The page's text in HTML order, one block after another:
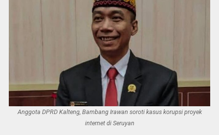
Anggota DPRD Kalteng, Bambang Irawan soroti kasus korupsi proyek
internet di Seruyan